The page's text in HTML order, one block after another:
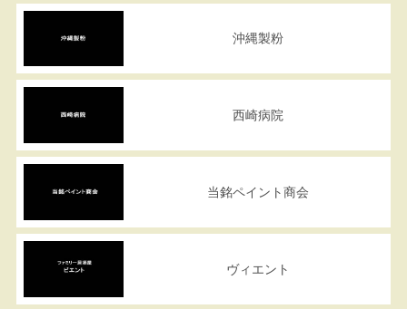
沖縄製粉
西崎病院
当銘ペイント商会
ヴィエント